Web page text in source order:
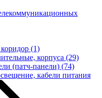
(1)
корпуса (29)
(патч-панели) (74)
кабели питания